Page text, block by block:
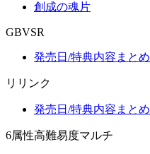
創成の魂片
GBVSR
発売日/特典内容まとめ
リリンク
発売日/特典内容まとめ
6属性高難易度マルチ